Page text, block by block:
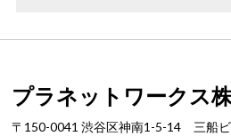
プラネットワークス
〒150-0041 渋谷区神南1-5-14 三船